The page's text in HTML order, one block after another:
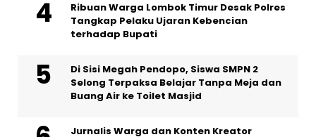
Ribuan Warga Lombok Timur Desak Polres
Tangkap Pelaku Ujaran Kebencian
terhadap Bupati
Di Sisi Megah Pendopo, Siswa SMPN 2
Selong Terpaksa Belajar Tanpa Meja dan
Buang Air ke Toilet Masjid
Jurnalis Warga dan Konten Kreator